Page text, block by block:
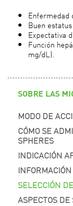
Enfermedad
Buen
Expectativa
Función
mg/dL).
SOBRE LAS
MODO DE
CÓMO SE
SPHERES
INDICACIÓN
SELECCIÓN
ASPECTOS